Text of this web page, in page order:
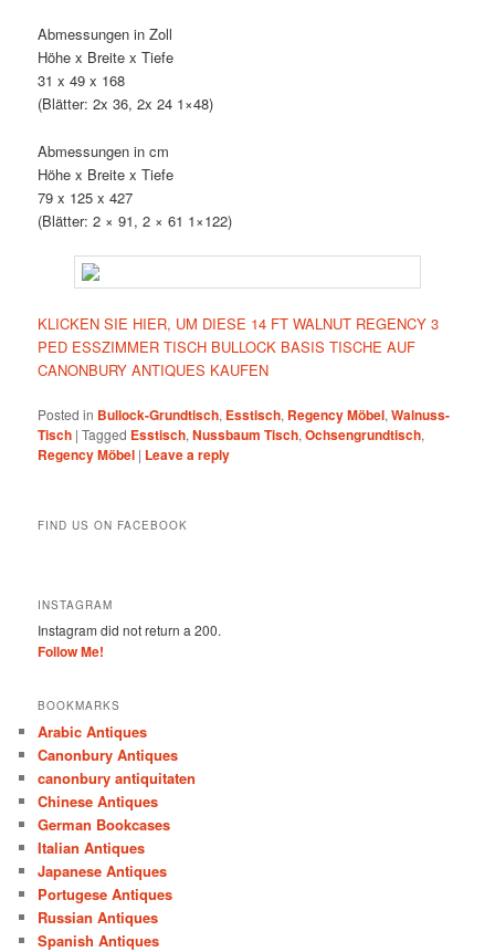
Abmessungen in Zoll
Höhe x Breite x Tiefe
31 x 49 x 168
(Blätter: 2x 36, 2x 24 1×48)
Abmessungen in cm
Höhe x Breite x Tiefe
79 x 125 x 427
(Blätter: 2 × 91, 2 × 61 1×122)
KLICKEN SIE HIER, UM DIESE 14 FT WALNUT REGENCY 3
PED ESSZIMMER TISCH BULLOCK BASIS TISCHE AUF
CANONBURY ANTIQUES KAUFEN
Posted in Bullock-Grundtisch, Esstisch, Regency Möbel,Walnuss-
Tisch |Tagged Esstisch,Nussbaum Tisch,Ochsengrundtisch,
Regency Möbel | Leave a reply
FIND US ON FACEBOOK
INSTAGRAM
Instagram did not return a 200.
Follow Me!
BOOKMARKS
Arabic Antiques
Canonbury Antiques
canonbury antiquitaten
Chinese Antiques
German Bookcases
Italian Antiques
Japanese Antiques
Portugese Antiques
Russian Antiques
Spanish Antiques